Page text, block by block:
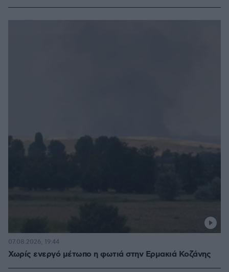
Χωρίς ενεργό μέτωπο η φωτιά στην Ερμακιά Κοζάνης
07.08.2026, 19:44